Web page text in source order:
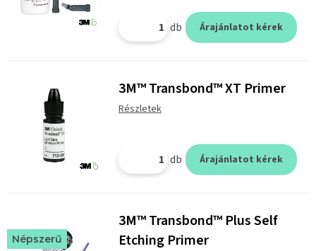
db Árajánlatot kérek
3M™ Transbond™ XT Primer
Részletek
db Árajánlatot kérek
Népszerű
3M™ Transbond™ Plus Self
Etching Primer